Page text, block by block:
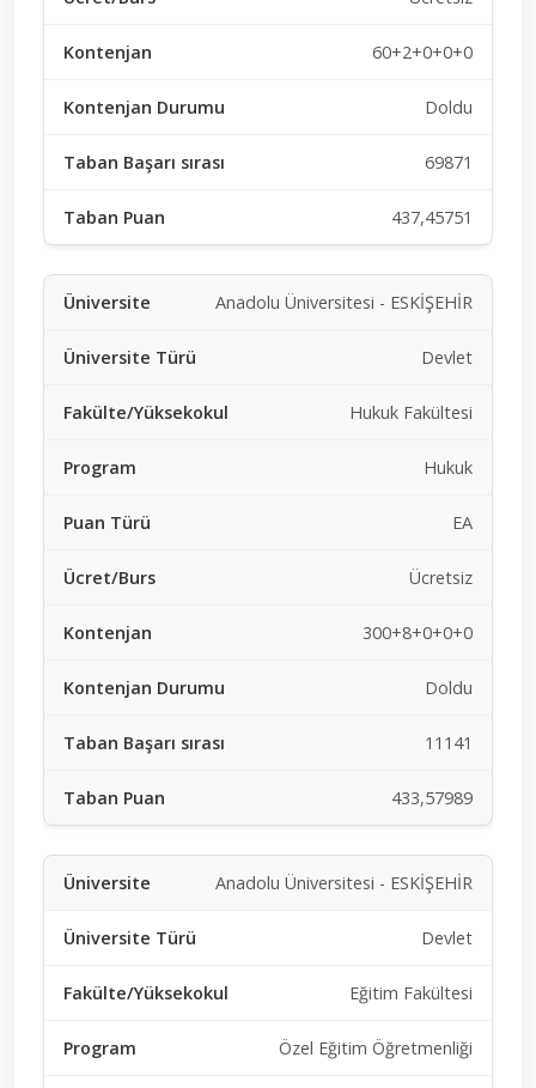
60+2+0+0+0
Doldu
69871
437,45751
Anadolu Üniversitesi - ESKİŞEHİR
Devlet
Hukuk Fakültesi
Hukuk
EA
Ücretsiz
300+8+0+0+0
Doldu
11141
433,57989
Anadolu Üniversitesi - ESKİŞEHİR
Devlet
Eğitim Fakültesi
Özel Eğitim Öğretmenliği